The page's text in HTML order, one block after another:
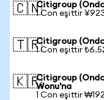
🇨🇳Citigroup
1 Con eşittir
🇹🇷Citigroup
1 Con eşittir
🇰🇷Citigroup
Wonu'na
1 Con eşittir